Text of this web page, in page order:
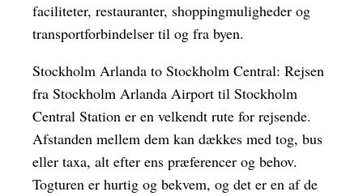
faciliteter, restauranter, shoppingmuligheder og
transportforbindelser til og fra byen.
Stockholm Arlanda to Stockholm Central: Rejsen
fra Stockholm Arlanda Airport til Stockholm
Central Station er en velkendt rute for rejsende.
Afstanden mellem dem kan dækkes med tog, bus
eller taxa, alt efter ens præferencer og behov.
Togturen er hurtig og bekvem, og det er en af de